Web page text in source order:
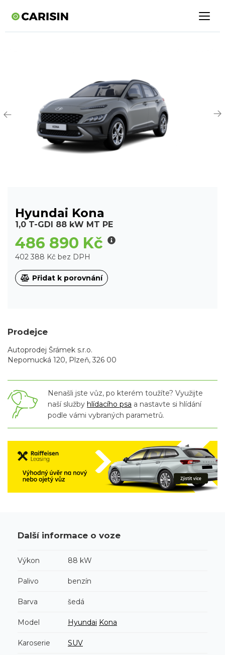
Hyundai Kona
1,0 T-GDI 88 kW MT PE
486 890 Kč
402 388 Kč bez DPH
Přidat k porovnání
Prodejce
Autoprodej Šrámek s.r.o.
Nepomucká 120, Plzeň, 326 00
Nenašli jste vůz, po kterém toužíte? Využijte
naší služby hlídacího psa a nastavte si hlídání
podle vámi vybraných parametrů.
Další informace o voze
Výkon 88 kW
Palivo benzín
Barva šedá
Model Hyundai Kona
Karoserie SUV